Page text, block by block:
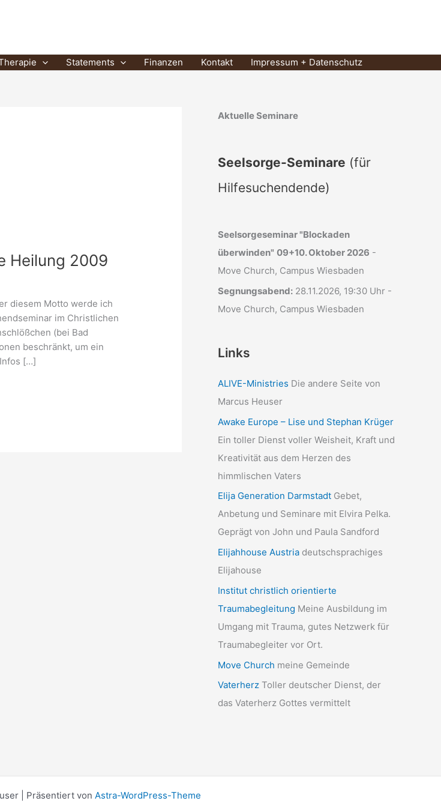
Statements Finanzen Kontakt Impressum + Datenschutz
Heilung 2009
diesem Motto werde ich
im Christlichen
(bei Bad
beschränkt, um ein
[…]
Aktuelle Seminare
Seelsorge-Seminare (für
Hilfesuchendende)
Seelsorgeseminar "Blockaden
überwinden" 09+10. Oktober 2026 -
Move Church, Campus Wiesbaden
Segnungsabend: 28.11.2026, 19:30 Uhr -
Move Church, Campus Wiesbaden
Links
ALIVE-Ministries Die andere Seite von
Marcus Heuser
Awake Europe – Lise und Stephan Krüger
Ein toller Dienst voller Weisheit, Kraft und
Kreativität aus dem Herzen des
himmlischen Vaters
Elija Generation Darmstadt Gebet,
Anbetung und Seminare mit Elvira Pelka.
Geprägt von John und Paula Sandford
Elijahhouse Austria deutschsprachiges
Elijahouse
Institut christlich orientierte
Traumabegleitung Meine Ausbildung im
Umgang mit Trauma, gutes Netzwerk für
Traumabegleiter vor Ort.
Move Church meine Gemeinde
Vaterherz Toller deutscher Dienst, der
das Vaterherz Gottes vermittelt
| Präsentiert von Astra-WordPress-Theme